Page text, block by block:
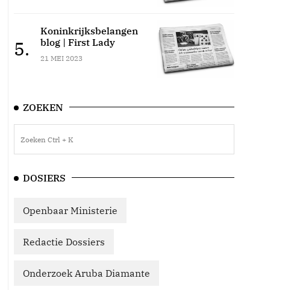
5.
Koninkrijksbelangen
blog | First Lady
21 MEI 2023
ZOEKEN
DOSIERS
Openbaar Ministerie
Redactie Dossiers
Onderzoek Aruba Diamante